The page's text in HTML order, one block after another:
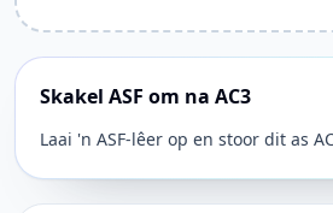
Skakel ASF om na AC3
Laai 'n ASF-lêer op en stoor dit as